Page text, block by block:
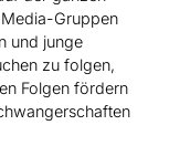
Gruppen
und junge
zu folgen,
Folgen fördern